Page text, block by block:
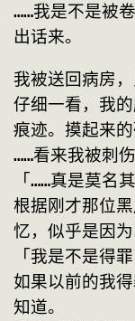
……我是不是被
出话来。
我被送回病房
仔细一看，我
痕迹。摸起来的
……看来我被刺伤
「……真是莫名
根据刚才那位
忆，似乎是因为
「我是不是得
如果以前的我
知道。